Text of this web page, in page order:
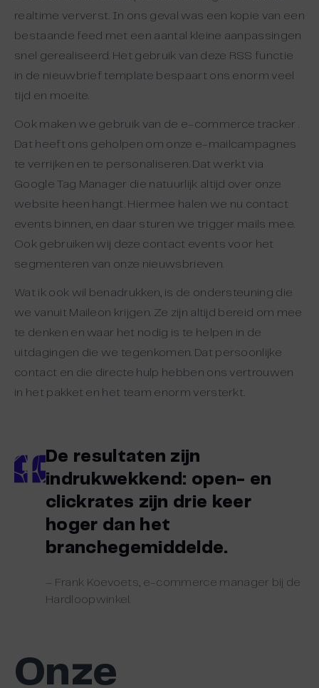
realtime ververst. In ons geval was een kopie van een
bestaande feed met een aantal kleine aanpassingen
snel gerealiseerd. Het gebruik van deze RSS functie
in de nieuwbrief template bespaart ons enorm veel
tijd en moeite.
Ook maken we gebruik van de e-commerce tracker .
Dat heeft ons geholpen om onze e-mailcampagnes
te verrijken en te personaliseren. Dat werkt via
Google Tag Manager die natuurlijk altijd over onze
website heen hangt. Hiermee halen we nu contact
events binnen, en daar sturen we trigger mails mee.
Ook gebruiken wij deze contact events voor het
segmenteren van onze nieuwsbrieven.
Wat ik ook wil benadrukken, is de ondersteuning die
we vanuit Maileon krijgen. Ze zijn altijd bereid om mee
te denken en waar het nodig is te helpen in de
uitdagingen die we tegenkomen. Dat persoonlijke
contact en die directe hulp hebben ons vertrouwen
in het pakket en het team enorm versterkt.
De resultaten zijn
indrukwekkend: open- en
clickrates zijn drie keer
hoger dan het
branchegemiddelde.
– Frank Koevoets, e-commerce manager bij de
Hardloopwinkel.
Onze